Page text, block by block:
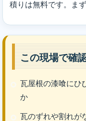
積りは無料です。ま
この現場で確
瓦屋根の漆喰にひ
か
瓦のずれや割れが